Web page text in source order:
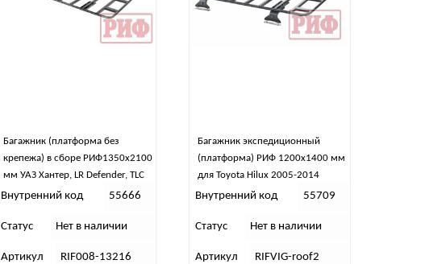
Багажник (платформа без
крепежа) в сборе РИФ1350х2100
мм УАЗ Хантер, LR Defender, TLC
70 (6 опор)
Внутренний код 55666
Статус Нет в наличии
Артикул RIF008-13216
Багажник экспедиционный
(платформа) РИФ 1200х1400 мм
для Toyota Hilux 2005-2014
Внутренний код 55709
Статус Нет в наличии
Артикул RIFVIG-roof2